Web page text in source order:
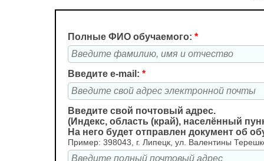
Полные ФИО обучаемого: *
Введите e-mail: *
Введите свой почтовый адрес.
(Индекс, область (край), населённый
На него будет отправлен документ об
Пример: 398043, г. Липецк, ул. Валентины